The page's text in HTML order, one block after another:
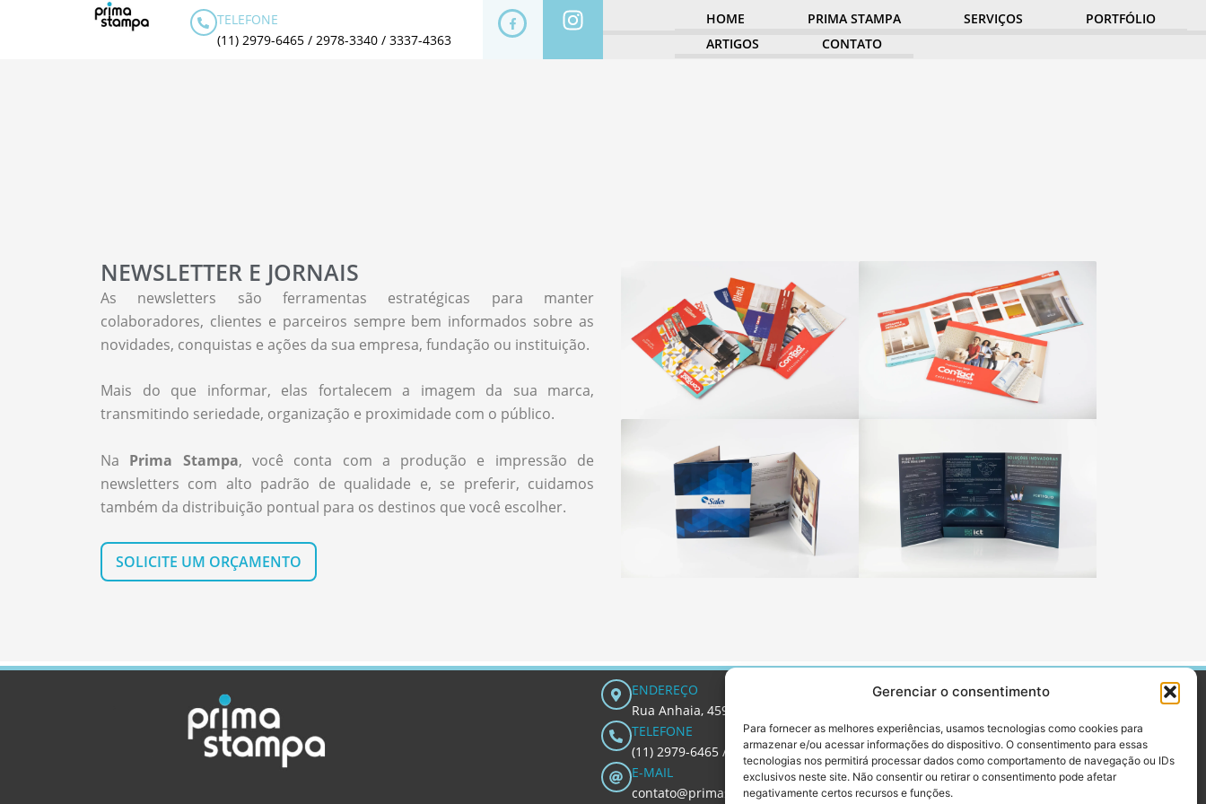
Gerenciar o consentimento
Para fornecer as melhores experiências, usamos tecnologias como cookies para
armazenar e/ou acessar informações do dispositivo. O consentimento para essas
tecnologias nos permitirá processar dados como comportamento de navegação ou IDs
exclusivos neste site. Não consentir ou retirar o consentimento pode afetar
negativamente certos recursos e funções.
TELEFONE
(11) 2979-6465 / 2978-3340 / 3337-4363
HOME PRIMA STAMPA SERVIÇOS
PORTFÓLIO
ARTIGOS
CONTATO
NEWSLETTER E JORNAIS
NEWSLETTER E JORNAIS
As newsletters são ferramentas estratégicas para manter
colaboradores, clientes e parceiros sempre bem informados sobre as
novidades, conquistas e ações da sua empresa, fundação ou instituição.
Mais do que informar, elas fortalecem a imagem da sua marca,
transmitindo seriedade, organização e proximidade com o público.
Na Prima Stampa, você conta com a produção e impressão de
newsletters com alto padrão de qualidade e, se preferir, cuidamos
também da distribuição pontual para os destinos que você escolher.
SOLICITE UM ORÇAMENTO
ENDEREÇO
Rua Anhaia, 459 - Bom Retiro - São Paulo
TELEFONE
(11) 2979-6465 / 2978-3340 / 3337-4363
E-MAIL
contato@primastampa.com.br